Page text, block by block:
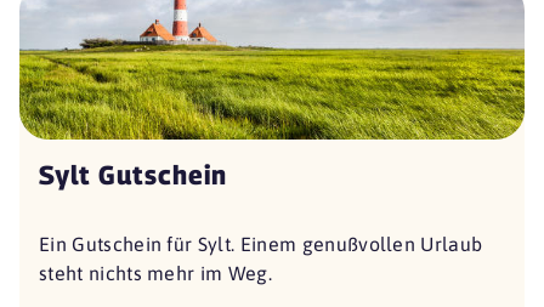
Sylt Gutschein
Ein Gutschein für Sylt. Einem genußvollen Urlaub
steht nichts mehr im Weg.